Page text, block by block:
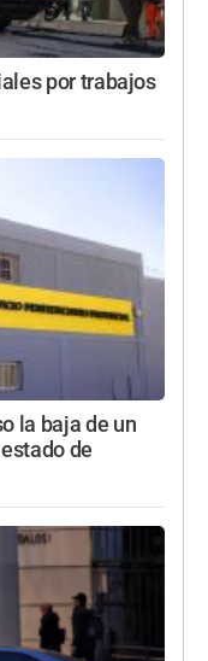
por trabajos
la baja de un
de